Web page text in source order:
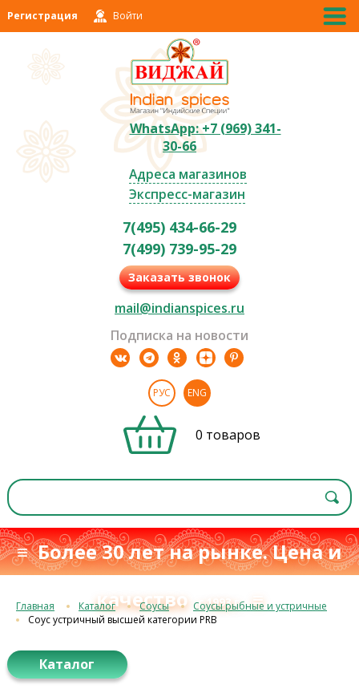
Регистрация Войти
WhatsApp: +7 (969) 341-
30-66
Адреса магазинов
Экспресс-магазин
7(495) 434-66-29
7(499) 739-95-29
Заказать звонок
mail@indianspices.ru
Подписка на новости
РУС ENG
0 товаров
≡ Более 30 лет на рынке. Цена и
качествос 1993 г.≡
Главная Каталог Соусы
Соусы рыбные и устричные
Соус устричный высшей категории PRB
Каталог